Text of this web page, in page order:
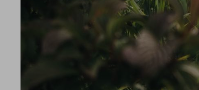
EVENTS
NACHHALTIGKEIT
TEAM